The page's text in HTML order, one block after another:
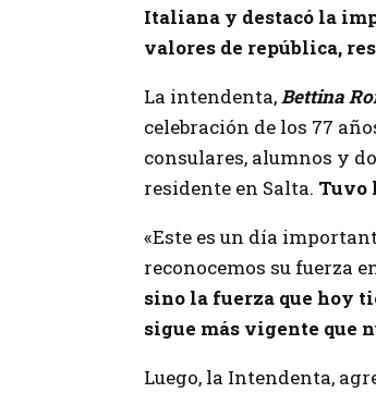
Italiana y destacó la
valores de república,
La intendenta,Bettina
celebración de los 77
consulares, alumnos y
residente en Salta. Tuvo
«Este es un día
reconocemos su fuerza
sino la fuerza que hoy
sigue más vigente que
Luego, la Intendenta,